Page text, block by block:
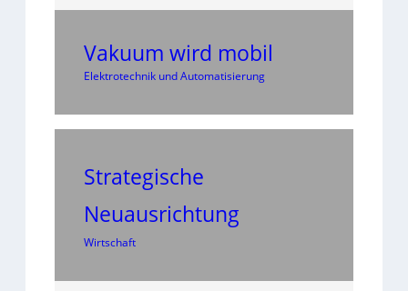
Vakuum wird mobil
Elektrotechnik und Automatisierung
Strategische
Neuausrichtung
Wirtschaft